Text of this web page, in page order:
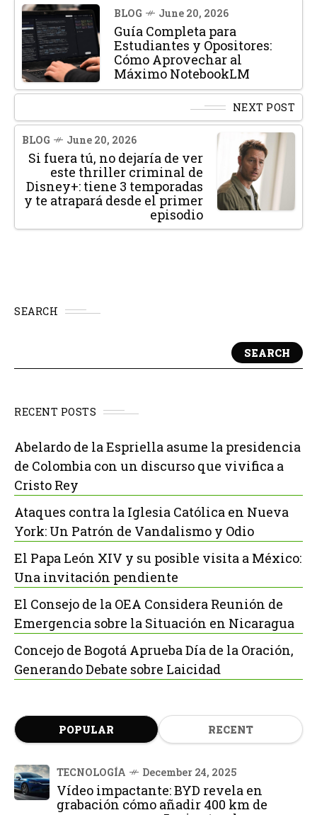
BLOG June 20, 2026
Guía Completa para
Estudiantes y Opositores:
Cómo Aprovechar al
Máximo NotebookLM
NEXT POST
BLOG June 20, 2026
Si fuera tú, no dejaría de ver
este thriller criminal de
Disney+: tiene 3 temporadas
y te atrapará desde el primer
episodio
SEARCH
SEARCH
RECENT POSTS
Abelardo de la Espriella asume la presidencia
de Colombia con un discurso que vivifica a
Cristo Rey
Ataques contra la Iglesia Católica en Nueva
York: Un Patrón de Vandalismo y Odio
El Papa León XIV y su posible visita a México:
Una invitación pendiente
El Consejo de la OEA Considera Reunión de
Emergencia sobre la Situación en Nicaragua
Concejo de Bogotá Aprueba Día de la Oración,
Generando Debate sobre Laicidad
POPULAR RECENT
TECNOLOGÍA December 24, 2025
Vídeo impactante: BYD revela en
grabación cómo añadir 400 km de